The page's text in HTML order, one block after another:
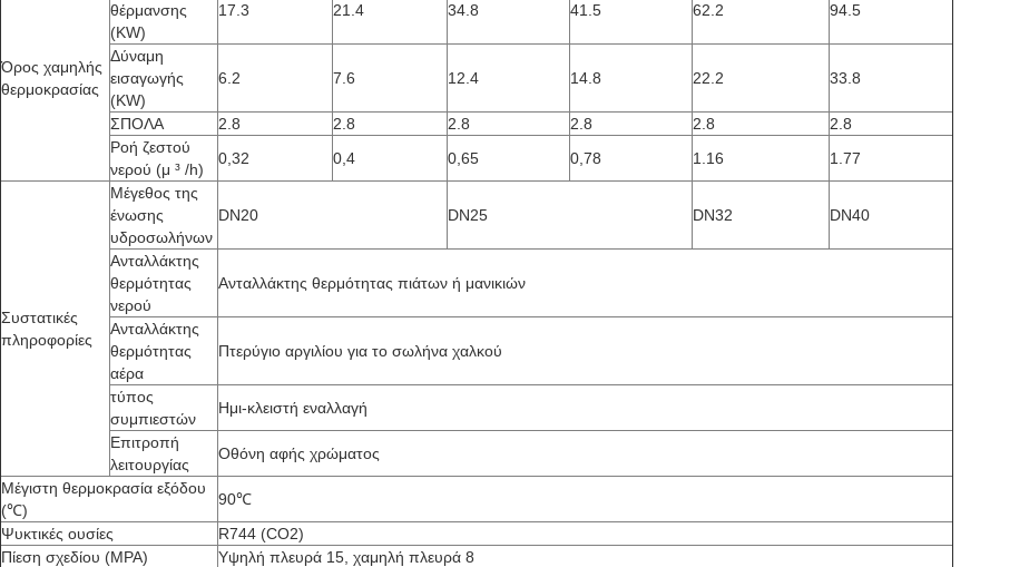
Όρος χαμηλής
θερμοκρασίας
θέρμανσης
(KW)
17.3 21.4 34.8 41.5 62.2 94.5
Δύναμη
εισαγωγής
(KW)
6.2 7.6 12.4 14.8 22.2 33.8
ΣΠΟΛΑ 2.8 2.8 2.8 2.8 2.8
2.8
Ροή ζεστού
νερού (μ ³ /h)
0,32 0,4 0,65 0,78 1.16 1.77
Συστατικές
πληροφορίες
Μέγεθος της
ένωσης
υδροσωλήνων
DN20 DN25 DN32 DN40
Ανταλλάκτης
θερμότητας
νερού
Ανταλλάκτης θερμότητας πιάτων ή μανικιών
Ανταλλάκτης
θερμότητας
αέρα
Πτερύγιο αργιλίου για το σωλήνα χαλκού
τύπος
συμπιεστών
Ημι-κλειστή εναλλαγή
Επιτροπή
λειτουργίας
Οθόνη αφής χρώματος
Μέγιστη θερμοκρασία εξόδου
(℃)
90℃
Ψυκτικές ουσίες
R744 (CO2)
Πίεση σχεδίου (MPA)
Υψηλή πλευρά 15, χαμηλή πλευρά 8